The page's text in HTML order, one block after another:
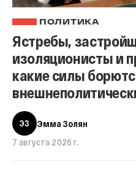
ПОЛИТИКА
Ястребы,
изоляционисты и
какие силы
ЭЗ
Эмма Золян
7 августа 2026 г.